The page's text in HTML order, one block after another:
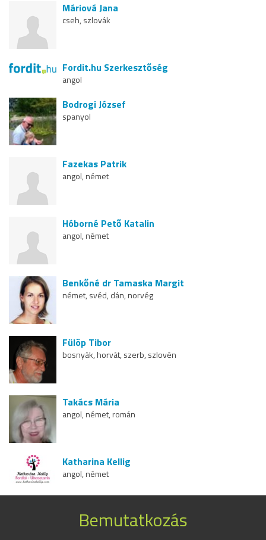
Máriová Jana
cseh, szlovák
Fordit.hu Szerkesztőség
angol
Bodrogi József
spanyol
Fazekas Patrik
angol, német
Hóborné Pető Katalin
angol, német
Benkőné dr Tamaska Margit
német, svéd, dán, norvég
Fülöp Tibor
bosnyák, horvát, szerb, szlovén
Takács Mária
angol, német, román
Katharina Kellig
angol, német
Bemutatkozás